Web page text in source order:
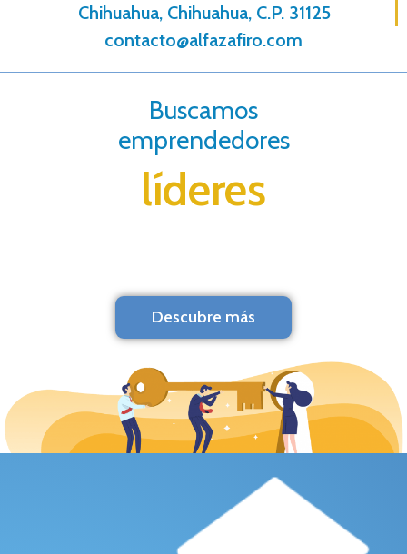
Chihuahua, Chihuahua, C.P. 31125
contacto@alfazafiro.com
Buscamos
emprendedores
líderes
Descubre más